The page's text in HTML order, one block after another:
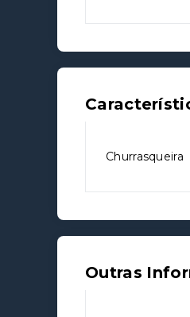
Churrasqueira
Outras